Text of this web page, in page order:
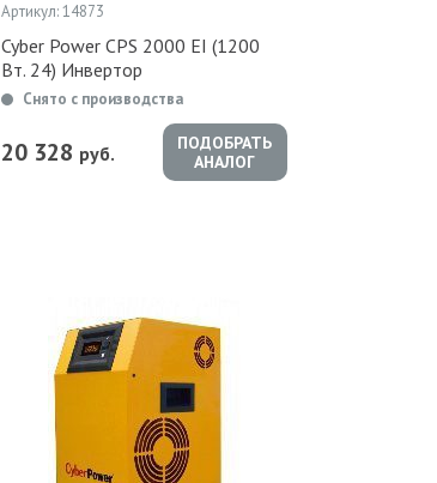
Артикул: 14873
Cyber Power CPS 2000 EI (1200
Вт. 24) Инвертор
Снято с производства
20 328 руб.
ПОДОБРАТЬ
АНАЛОГ